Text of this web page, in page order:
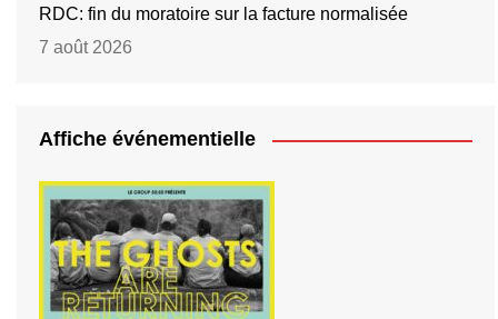
RDC: fin du moratoire sur la facture normalisée
7 août 2026
Affiche événementielle